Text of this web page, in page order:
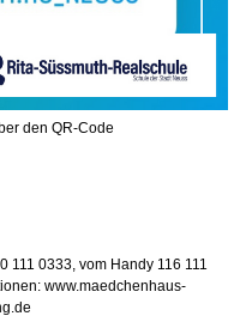
den QR-Code
111 0333, vom Handy 116 111
www.maedchenhaus-